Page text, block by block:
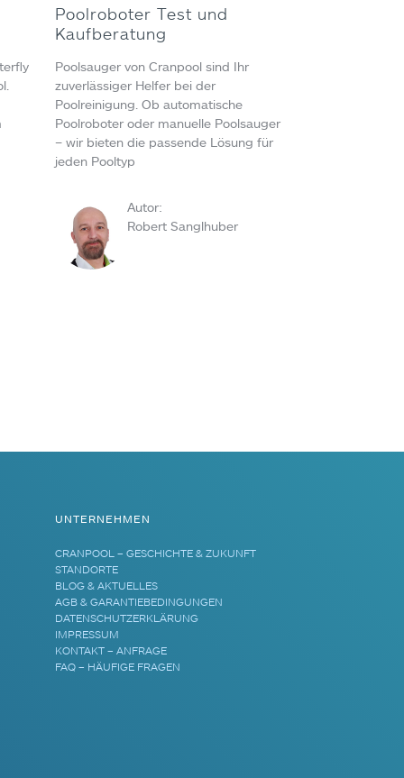
Poolroboter Test und
Kaufberatung
Poolsauger von Cranpool sind Ihr
zuverlässiger Helfer bei der
Poolreinigung. Ob automatische
Poolroboter oder manuelle Poolsauger
– wir bieten die passende Lösung für
jeden Pooltyp
Autor:
Robert Sanglhuber
UNTERNEHMEN
CRANPOOL – GESCHICHTE & ZUKUNFT
STANDORTE
BLOG & AKTUELLES
AGB & GARANTIEBEDINGUNGEN
DATENSCHUTZERKLÄRUNG
IMPRESSUM
KONTAKT – ANFRAGE
FAQ – HÄUFIGE FRAGEN